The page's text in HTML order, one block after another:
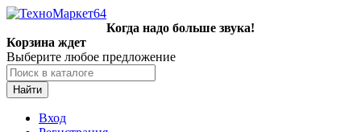
Когда надо больше звука!
Корзина ждет
Выберите любое предложение
Найти
Вход